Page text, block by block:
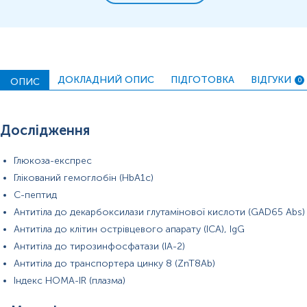
Маркер цукрового діабету 1 типу
Виявлення групи ризику розвитку цукрового діабету І
обміну;
Прогнозування ризику розвитку цукрового діабету І
типу;
Диференційна діагностика І та ІІ типу цукрового
Скринінг родичів (які не страждають на цукровий
діабет), потенційних донорів нирки або частини
підшлункової залози;
Скринінг жінок з гестаційним діабетом для оцінки
ОПИС ДОКЛАДНИЙ ОПИС ПІДГОТОВКА ВІДГУКИ 0
Дослідження
Глюкоза-експрес
Глікований гемоглобін (HbA1c)
С-пептид
Антитіла до декарбоксилази глутамінової кислоти (GAD65 Abs)
Антитіла до клітин острівцевого апарату (ICA), IgG
Антитіла до тирозинфосфатази (IA-2)
Антитіла до транспортера цинку 8 (ZnT8Ab)
Індекс HOMA-IR (плазма)